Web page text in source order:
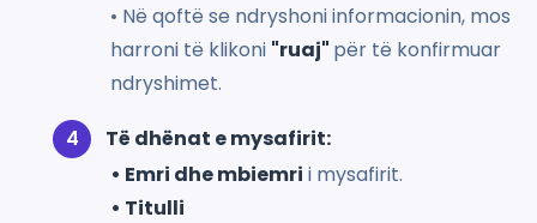
• Në qoftë se ndryshoni informacionin, mos
harroni të klikoni "ruaj" për të konfirmuar
ndryshimet.
Të dhënat e mysafirit:
• Emri dhe mbiemri i mysafirit.
• Titulli